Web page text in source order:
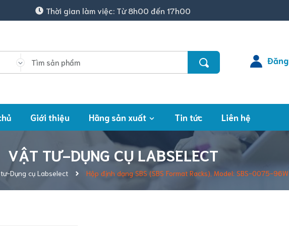
Thời gian làm việc: Từ 8h00 đến 17h00
Giới thiệu Hãng sản xuất Tin tức Liên hệ
VẬT TƯ-DỤNG CỤ LABSELECT
Dụng cụ Labselect Hộp định dạng SBS (​​​​​​​SBS Format Racks), Model: SBS-0075-96W